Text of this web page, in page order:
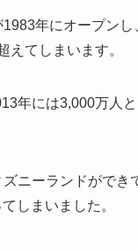
年にオープン
えてしまいます。
年には3,000万人
ニーランドがで
しまいました。